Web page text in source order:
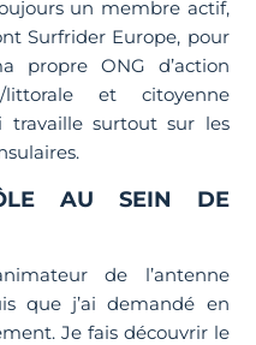
un membre actif,
Surfrider Europe, pour
propre ONG d’action
littorale et citoyenne
travaille surtout sur les
AU SEIN DE
de l’antenne
que j’ai demandé en
Je fais découvrir le